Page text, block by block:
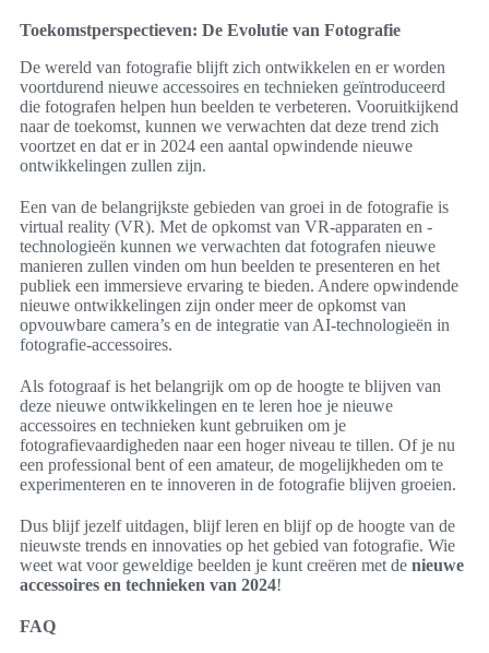
Toekomstperspectieven: De Evolutie van Fotografie
De wereld van fotografie blijft zich ontwikkelen en er worden
voortdurend nieuwe accessoires en technieken geïntroduceerd
die fotografen helpen hun beelden te verbeteren. Vooruitkijkend
naar de toekomst, kunnen we verwachten dat deze trend zich
voortzet en dat er in 2024 een aantal opwindende nieuwe
ontwikkelingen zullen zijn.
Een van de belangrijkste gebieden van groei in de fotografie is
virtual reality (VR). Met de opkomst van VR-apparaten en -
technologieën kunnen we verwachten dat fotografen nieuwe
manieren zullen vinden om hun beelden te presenteren en het
publiek een immersieve ervaring te bieden. Andere opwindende
nieuwe ontwikkelingen zijn onder meer de opkomst van
opvouwbare camera’s en de integratie van AI-technologieën in
fotografie-accessoires.
Als fotograaf is het belangrijk om op de hoogte te blijven van
deze nieuwe ontwikkelingen en te leren hoe je nieuwe
accessoires en technieken kunt gebruiken om je
fotografievaardigheden naar een hoger niveau te tillen. Of je nu
een professional bent of een amateur, de mogelijkheden om te
experimenteren en te innoveren in de fotografie blijven groeien.
Dus blijf jezelf uitdagen, blijf leren en blijf op de hoogte van de
nieuwste trends en innovaties op het gebied van fotografie. Wie
weet wat voor geweldige beelden je kunt creëren met de nieuwe
accessoires en technieken van 2024!
FAQ